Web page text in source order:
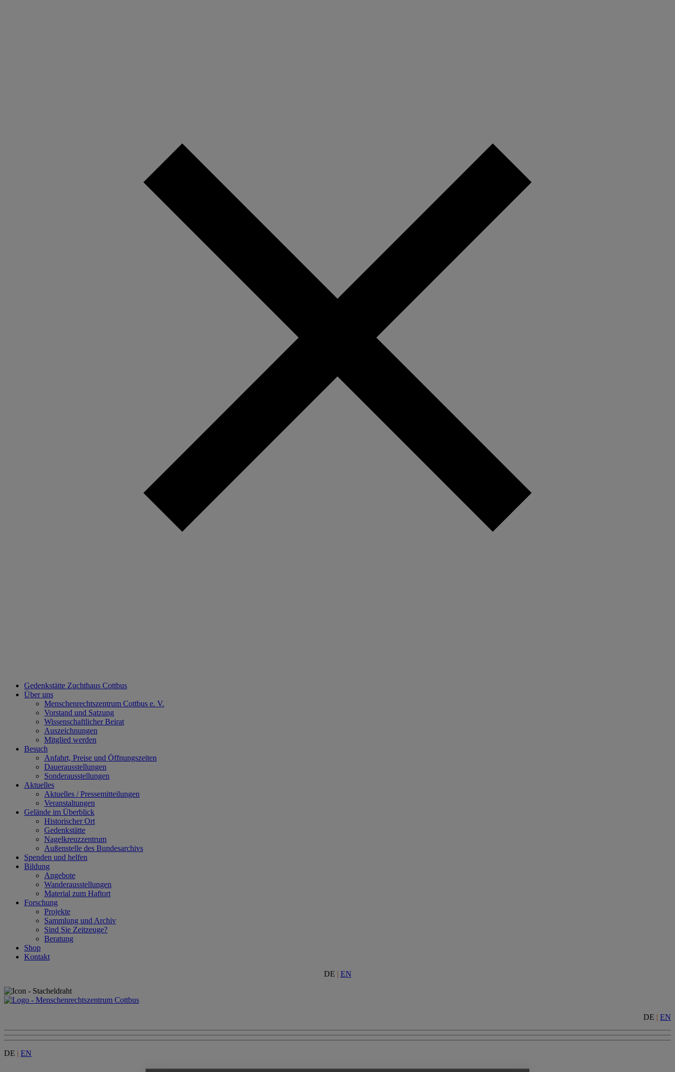
Gedenkstätte Zuchthaus Cottbus
Über uns
Menschenrechtszentrum Cottbus e. V.
Vorstand und Satzung
Wissenschaftlicher Beirat
Auszeichnungen
Mitglied werden
Besuch
Anfahrt, Preise und Öffnungszeiten
Dauerausstellungen
Sonderausstellungen
Aktuelles
Aktuelles / Pressemitteilungen
Veranstaltungen
Gelände im Überblick
Historischer Ort
Gedenkstätte
Nagelkreuzzentrum
Außenstelle des Bundesarchivs
Spenden und helfen
Bildung
Angebote
Wanderausstellungen
Material zum Haftort
Forschung
Projekte
Sammlung und Archiv
Sind Sie Zeitzeuge?
Beratung
Shop
Kontakt
DE | EN
DE | EN
DE | EN